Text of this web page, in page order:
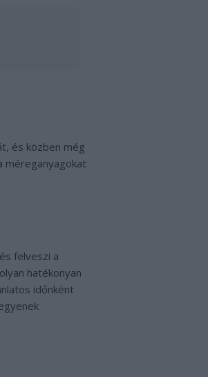
és közben még
méreganyagokat
felveszi a
hatékonyan
időnként